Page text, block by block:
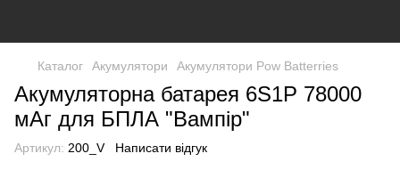
Каталог Акумулятори Акумулятори Pow Batterries
Акумуляторна батарея 6S1P 78000
мАг для БПЛА "Вампір"​
Артикул: 200_V Написати відгук